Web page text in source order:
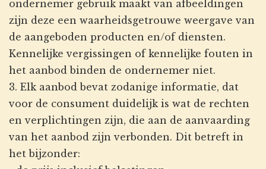
ondernemer gebruik maakt van afbeeldingen
zijn deze een waarheidsgetrouwe weergave van
de aangeboden producten en/of diensten.
Kennelijke vergissingen of kennelijke fouten in
het aanbod binden de ondernemer niet.
3. Elk aanbod bevat zodanige informatie, dat
voor de consument duidelijk is wat de rechten
en verplichtingen zijn, die aan de aanvaarding
van het aanbod zijn verbonden. Dit betreft in
het bijzonder: